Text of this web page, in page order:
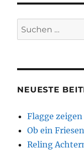
Wasser
im
Kessel?
Suchen
nach:
NEUESTE
Flagge
Ob ein
Reling